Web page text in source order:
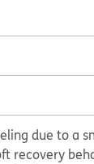
due to a
recovery